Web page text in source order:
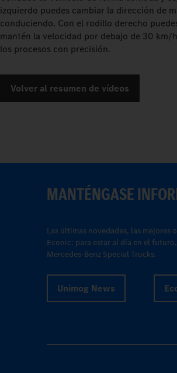
izquierdo puedes cambiar la dirección de
conduciendo. Con el rodillo derecho
mantén la velocidad por debajo de 30 km/
los procesos con precisión.
Volver al resumen de vídeos
MANTÉNGASE
Las últimas novedades, las mejores
Econic: para estar al día en el
Mercedes-Benz Special Trucks.
Unimog News